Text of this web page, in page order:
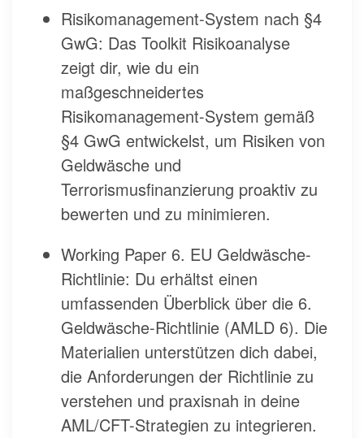
Risikomanagement-System nach §4
GwG: Das Toolkit Risikoanalyse
zeigt dir, wie du ein
maßgeschneidertes
Risikomanagement-System gemäß
§4 GwG entwickelst, um Risiken von
Geldwäsche und
Terrorismusfinanzierung proaktiv zu
bewerten und zu minimieren.
Working Paper 6. EU Geldwäsche-
Richtlinie: Du erhältst einen
umfassenden Überblick über die 6.
Geldwäsche-Richtlinie (AMLD 6). Die
Materialien unterstützen dich dabei,
die Anforderungen der Richtlinie zu
verstehen und praxisnah in deine
AML/CFT-Strategien zu integrieren.